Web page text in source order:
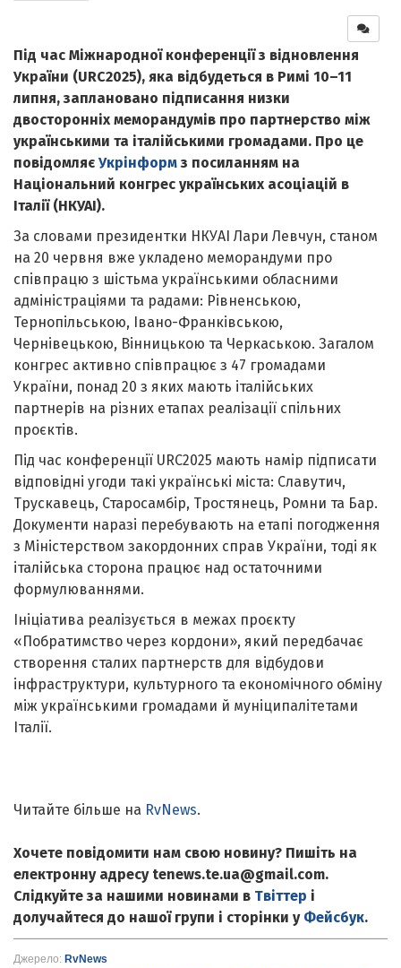
Під час Міжнародної конференції з відновлення
України (URC2025), яка відбудеться в Римі 10–11
липня, заплановано підписання низки
двосторонніх меморандумів про партнерство між
українськими та італійськими громадами. Про це
повідомляє Укрінформз посиланням на
Національний конгрес українських асоціацій в
Італії (НКУАІ).
За словами президентки НКУАІ Лари Левчун, станом
на 20 червня вже укладено меморандуми про
співпрацю з шістьма українськими обласними
адміністраціями та радами: Рівненською,
Тернопільською, Івано-Франківською,
Чернівецькою, Вінницькою та Черкаською. Загалом
конгрес активно співпрацює з 47 громадами
України, понад 20 з яких мають італійських
партнерів на різних етапах реалізації спільних
проєктів.
Під час конференції URC2025 мають намір підписати
відповідні угоди такі українські міста: Славутич,
Трускавець, Старосамбір, Тростянець, Ромни та Бар.
Документи наразі перебувають на етапі погодження
з Міністерством закордонних справ України, тоді як
італійська сторона працює над остаточними
формулюваннями.
Ініціатива реалізується в межах проєкту
«Побратимство через кордони», який передбачає
створення сталих партнерств для відбудови
інфраструктури, культурного та економічного обміну
між українськими громадами й муніципалітетами
Італії.
Читайте більше на RvNews.
Хочете повідомити нам свою новину? Пишіть на
електронну адресу tenews.te.ua@gmail.com.
Слідкуйте за нашими новинами в Твіттер і
долучайтеся до нашої групи і сторінки у Фейсбук.
Джерело: RvNews